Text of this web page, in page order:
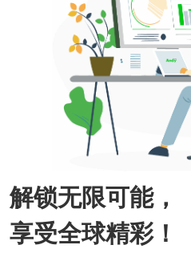
解锁无限可能，
享受全球精彩！